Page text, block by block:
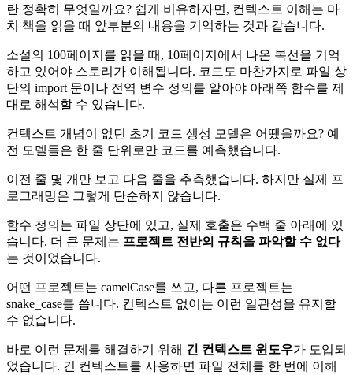
란 정확히 무엇일까요? 쉽게 비유하자면, 컨텍스트 이해는 마
치 책을 읽을 때 앞부분의 내용을 기억하는 것과 같습니다.
소설의 100페이지를 읽을 때, 10페이지에서 나온 복선을 기억
하고 있어야 스토리가 이해됩니다. 코드도 마찬가지로 파일 상
단의 import 문이나 전역 변수 정의를 알아야 아래쪽 함수를 제
대로 해석할 수 있습니다.
컨텍스트 개념이 없던 초기 코드 생성 모델은 어땠을까요? 예
전 모델들은 한 줄 단위로만 코드를 예측했습니다.
이전 줄 몇 개만 보고 다음 줄을 추측했습니다. 하지만 실제 프
로그래밍은 그렇게 단순하지 않습니다.
함수 정의는 파일 상단에 있고, 실제 호출은 수백 줄 아래에 있
습니다. 더 큰 문제는 프로젝트 전반의 규칙을 파악할 수 없다
는 것이었습니다.
어떤 프로젝트는 camelCase를 쓰고, 다른 프로젝트는
snake_case를 씁니다. 컨텍스트 없이는 이런 일관성을 유지할
수 없습니다.
바로 이런 문제를 해결하기 위해 긴 컨텍스트 윈도우가 도입되
었습니다. 긴 컨텍스트를 사용하면 파일 전체를 한 번에 이해